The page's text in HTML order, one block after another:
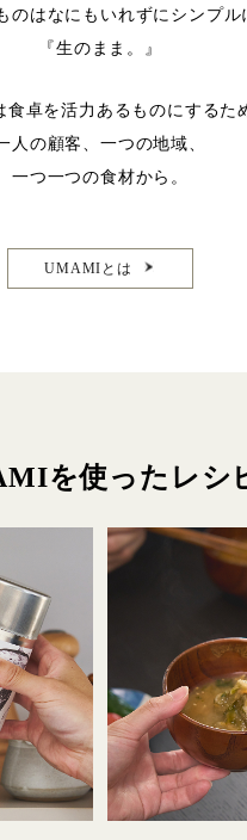
のはなにもいれずにシンプル
『生のまま。』
卓を活力あるものにするた
人の顧客、一つの地域、
一つ一つの食材から。
UMAMIとは
を使ったレシ